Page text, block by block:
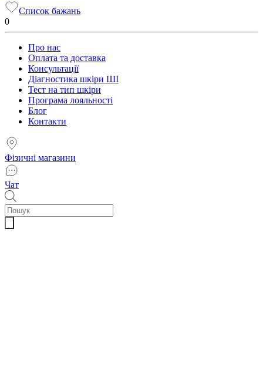
Список бажань
0
Про нас
Оплата та доставка
Консультації
Діагностика шкіри ШІ
Тест на тип шкіри
Програма лояльності
Блог
Контакти
Фізичні магазини
Чат
Пошук
товарів